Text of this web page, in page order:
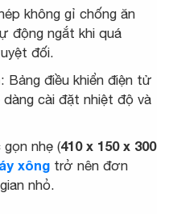
không gỉ chống ăn
động ngắt khi quá
đối.
: Bảng điều khiển điện tử
cài đặt nhiệt độ và
nhẹ (410 x 150 x 300
xông trở nên đơn
nhỏ.